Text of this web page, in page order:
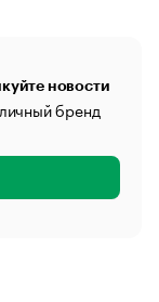
новости
бренд